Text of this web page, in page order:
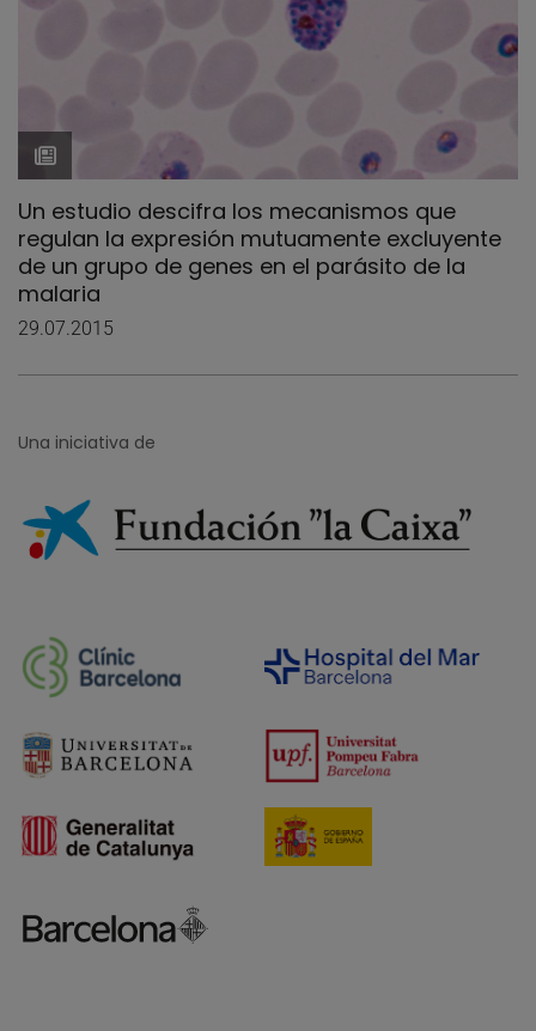
Un estudio descifra los mecanismos que
regulan la expresión mutuamente excluyente
de un grupo de genes en el parásito de la
malaria
29.07.2015
Una iniciativa de